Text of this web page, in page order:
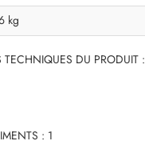
kg
TECHNIQUES DU PRODUIT :
: 1